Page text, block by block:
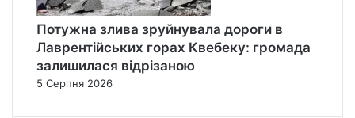
Потужна злива зруйнувала дороги в
Лаврентійських горах Квебеку: громада
залишилася відрізаною
5 Серпня 2026